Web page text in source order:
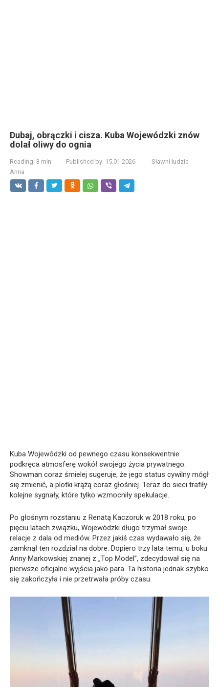
Dubaj, obrączki i cisza. Kuba Wojewódzki znów
dolał oliwy do ognia
Reading: 3 min Published by: 15.01.2026
Sławni ludzie
Anna
Kuba Wojewódzki od pewnego czasu konsekwentnie
podkręca atmosferę wokół swojego życia prywatnego.
Showman coraz śmielej sugeruje, że jego status cywilny mógł
się zmienić, a plotki krążą coraz głośniej. Teraz do sieci trafiły
kolejne sygnały, które tylko wzmocniły spekulacje.
Po głośnym rozstaniu z Renatą Kaczoruk w 2018 roku, po
pięciu latach związku, Wojewódzki długo trzymał swoje
relacje z dala od mediów. Przez jakiś czas wydawało się, że
zamknął ten rozdział na dobre. Dopiero trzy lata temu, u boku
Anny Markowskiej znanej z „Top Model”, zdecydował się na
pierwsze oficjalne wyjścia jako para. Ta historia jednak szybko
się zakończyła i nie przetrwała próby czasu.